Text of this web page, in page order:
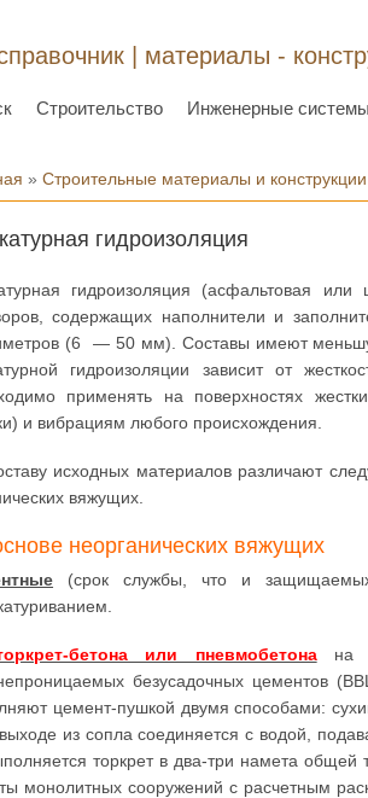
| материалы -
Строительство Инженерные системы
»Строительные материалы и конструкции
гидроизоляция
гидроизоляция (асфальтовая
содержащих наполнители и
(6 — 50 мм). Составы имеют
гидроизоляции зависит от
применять на поверхностях
и вибрациям любого происхождения.
исходных материалов различают
вяжущих.
неорганических вяжущих
(срок службы, что и защищаемых
бетона или пневмобетонана
безусадочных цементов
цемент-пушкой двумя способами:
из сопла соединяется с водой,
торкрет в два-три намета
монолитных сооружений с расчетным